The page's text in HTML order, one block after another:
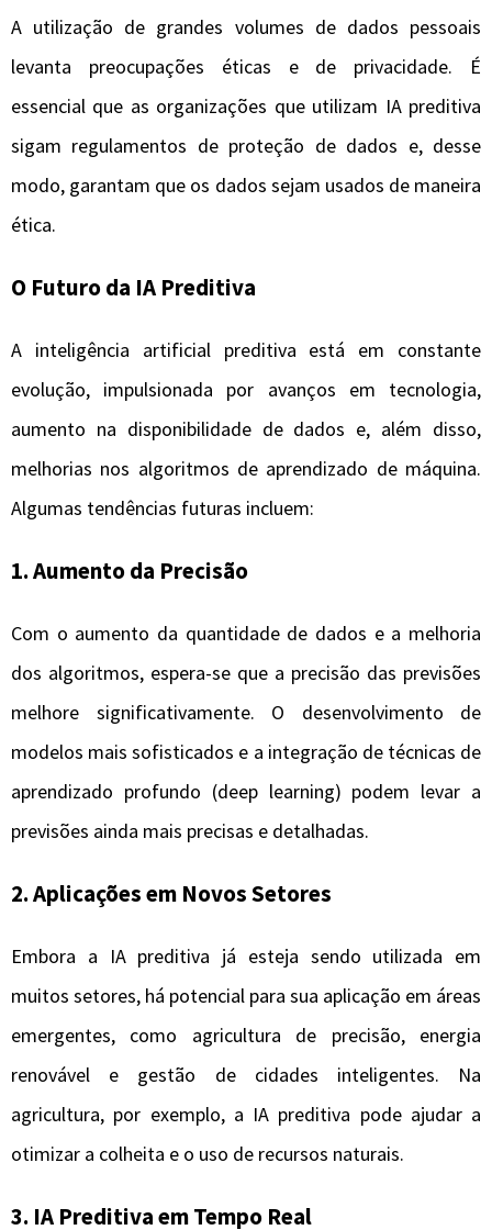
A utilização de grandes volumes de dados pessoais
levanta preocupações éticas e de privacidade. É
essencial que as organizações que utilizam IA preditiva
sigam regulamentos de proteção de dados e, desse
modo, garantam que os dados sejam usados de maneira
ética.
O Futuro da IA Preditiva
A inteligência artificial preditiva está em constante
evolução, impulsionada por avanços em tecnologia,
aumento na disponibilidade de dados e, além disso,
melhorias nos algoritmos de aprendizado de máquina.
Algumas tendências futuras incluem:
1.Aumento da Precisão
Com o aumento da quantidade de dados e a melhoria
dos algoritmos, espera-se que a precisão das previsões
melhore significativamente. O desenvolvimento de
modelos mais sofisticados e a integração de técnicas de
aprendizado profundo (deep learning) podem levar a
previsões ainda mais precisas e detalhadas.
2.Aplicações em Novos Setores
Embora a IA preditiva já esteja sendo utilizada em
muitos setores, há potencial para sua aplicação em áreas
emergentes, como agricultura de precisão, energia
renovável e gestão de cidades inteligentes. Na
agricultura, por exemplo, a IA preditiva pode ajudar a
otimizar a colheita e o uso de recursos naturais.
3. IA Preditiva em Tempo Real